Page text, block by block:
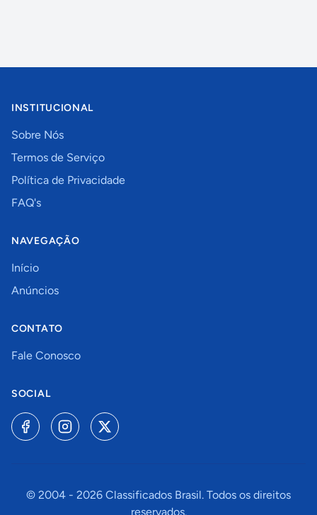
INSTITUCIONAL
Sobre Nós
Termos de Serviço
Política de Privacidade
FAQ's
NAVEGAÇÃO
Início
Anúncios
CONTATO
Fale Conosco
SOCIAL
© 2004 - 2026 Classificados Brasil. Todos os direitos
reservados.